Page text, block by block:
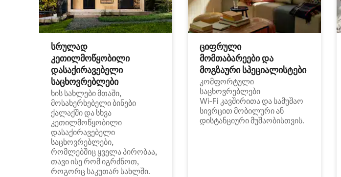
სრულად
კეთილმოწყობილი
დასაქირავებელი
საცხოვრებლები
ხის სახლები მთაში,
მოსახერხებელი ბინები
ქალაქში და სხვა
კეთილმოწყობილი
დასაქირავებელი
საცხოვრებლები,
რომლებშიც ყველა პირობაა,
თავი ისე რომ იგრძნოთ,
როგორც საკუთარ სახლში.
ციფრული
მომთაბარეები და
მოგზაური სპეციალისტები
კომფორტული
საცხოვრებლები
Wi‑Fi კავშირითა და სამუშაო
სივრცით მობილური ან
დისტანციური მუშაობისთვის.